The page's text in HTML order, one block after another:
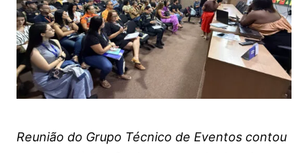
Reunião do Grupo Técnico de Eventos contou